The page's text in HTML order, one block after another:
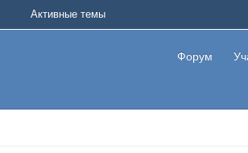
Форум
Активные темы